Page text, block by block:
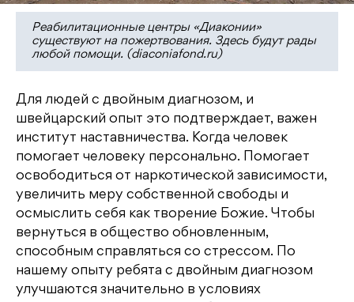
Реабилитационные центры «Диаконии»
существуют на пожертвования. Здесь будут рады
любой помощи. (diaconiafond.ru)
Для людей с двойным диагнозом, и
швейцарский опыт это подтверждает, важен
институт наставничества. Когда человек
помогает человеку персонально. Помогает
освободиться от наркотической зависимости,
увеличить меру собственной свободы и
осмыслить себя как творение Божие. Чтобы
вернуться в общество обновленным,
способным справляться со стрессом. По
нашему опыту ребята с двойным диагнозом
улучшаются значительно в условиях